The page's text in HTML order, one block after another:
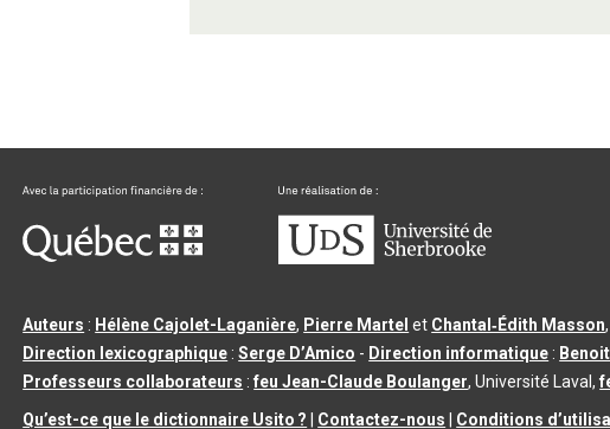
Auteurs : Hélène Cajolet-Laganière, Pierre Martel et Chantal‑Édith Masson
Direction lexicographique :Serge D’Amico - Direction informatique :
Professeurs collaborateurs :feu Jean-Claude Boulanger, Université Laval,
Qu’est-ce que le dictionnaire Usito ?
Contactez-nous Conditions